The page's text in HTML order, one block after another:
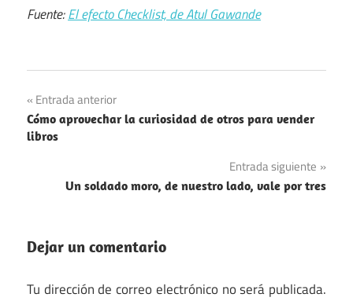
Fuente:El efecto Checklist, de Atul Gawande
Navegación
de
Entrada anterior
Cómo aprovechar la curiosidad de otros para vender
libros
Entrada siguiente
Un soldado moro, de nuestro lado, vale por tres
Dejar un comentario
Tu dirección de correo electrónico no será publicada.